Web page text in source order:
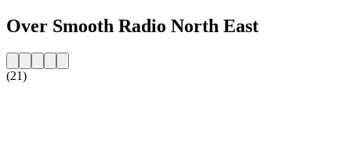
Over Smooth Radio North East
(21)